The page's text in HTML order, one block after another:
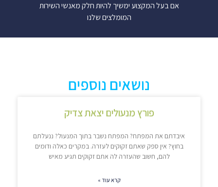
אם בעל המקצוע ימשיך להיות חלק מאנשי השירות
המומלצים שלנו
נושאים נוספים
פורץ מנעולים יצאת צדיק
איבדתם את המפתח? המפתח נשבר בתוך המנעול? ננעלתם
בחוץ? אין ספק שאתם זקוקים לעזרה. במקרים כאלה ודומים
להם, חשוב שהעזרה לה אתם זקוקים תגיע מאיש
קרא עוד »